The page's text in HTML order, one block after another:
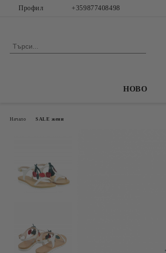
Профил +359877408498
НОВО
Начало SALE жени